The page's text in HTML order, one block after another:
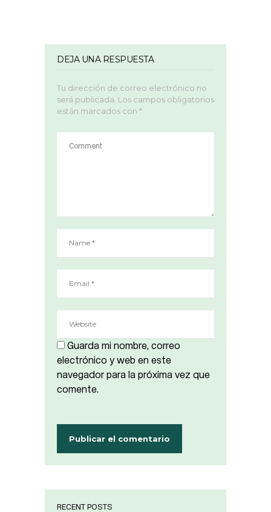
DEJA UNA RESPUESTA
Tu dirección de correo electrónico no
será publicada. Los campos obligatorios
están marcados con *
Guarda mi nombre, correo
electrónico y web en este
navegador para la próxima vez que
comente.
RECENT POSTS